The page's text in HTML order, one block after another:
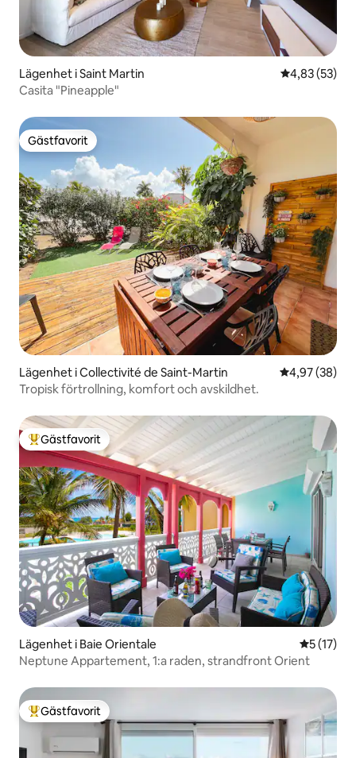
Lägenhet i Saint Martin 4,83 av 5 i
4,83 (53)
Casita "Pineapple"
Gästfavorit
Gästfavorit
Lägenhet i Collectivité de Saint-Martin 4,97 av 5 i
4,97 (38)
Tropisk förtrollning, komfort och avskildhet.
Populär gästfavorit
Gästfavorit
Lägenhet i Baie Orientale 5 av 5 i
5 (17)
Neptune Appartement, 1:a raden, strandfront Orient
Populär gästfavorit
Gästfavorit